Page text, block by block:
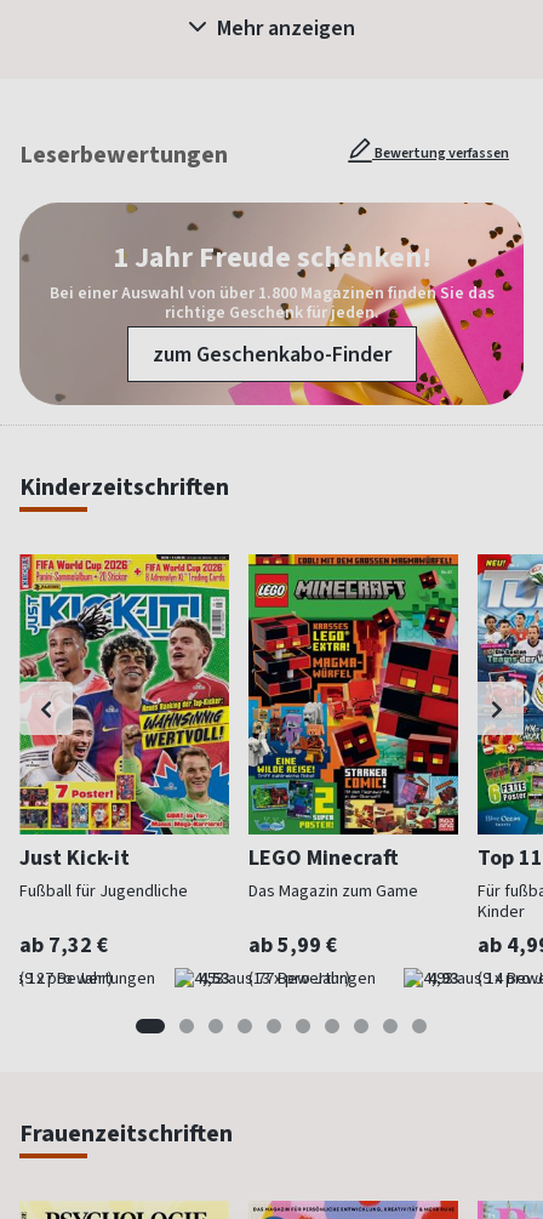
Mehr anzeigen
Leserbewertungen Bewertung verfassen
1 Jahr Freude schenken!
Bei einer Auswahl von über 1.800 Magazinen finden Sie das
richtige Geschenk für jeden.
zum Geschenkabo-Finder
Kinderzeitschriften
Just Kick-it
Fußball für Jugendliche
ab 7,32 €
(9 x pro Jahr) 4,53
LEGO Minecraft
Das Magazin zum Game
ab 5,99 €
(13 x pro Jahr) 4,93
Top 11
Für
Kinder
ab
(9 x pro
Frauenzeitschriften